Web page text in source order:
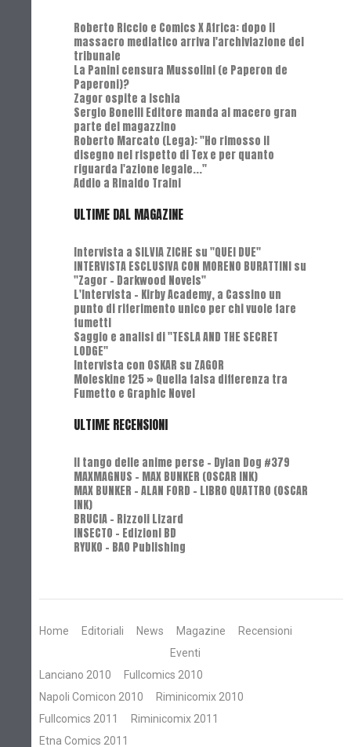
Roberto Riccio e Comics X Africa: dopo il
massacro mediatico arriva l'archiviazione del
tribunale
La Panini censura Mussolini (e Paperon de
Paperoni)?
Zagor ospite a Ischia
Sergio Bonelli Editore manda al macero gran
parte del magazzino
Roberto Marcato (Lega): "Ho rimosso il
disegno nel rispetto di Tex e per quanto
riguarda l'azione legale..."
Addio a Rinaldo Traini
ULTIME DAL MAGAZINE
Intervista a SILVIA ZICHE su "QUEI DUE"
INTERVISTA ESCLUSIVA CON MORENO BURATTINI su
"Zagor - Darkwood Novels"
L'Intervista - Kirby Academy, a Cassino un
punto di riferimento unico per chi vuole fare
fumetti
Saggio e analisi di "TESLA AND THE SECRET
LODGE"
Intervista con OSKAR su ZAGOR
Moleskine 125 » Quella falsa differenza tra
Fumetto e Graphic Novel
ULTIME RECENSIONI
Il tango delle anime perse - Dylan Dog #379
MAXMAGNUS – MAX BUNKER (OSCAR INK)
MAX BUNKER – ALAN FORD – LIBRO QUATTRO (OSCAR
INK)
BRUCIA - Rizzoli Lizard
INSECTO - Edizioni BD
RYUKO - BAO Publishing
Home Editoriali News Magazine
Recensioni
Eventi
Lanciano 2010
Fullcomics 2010
Napoli Comicon 2010
Riminicomix 2010
Fullcomics 2011
Riminicomix 2011
Etna Comics 2011